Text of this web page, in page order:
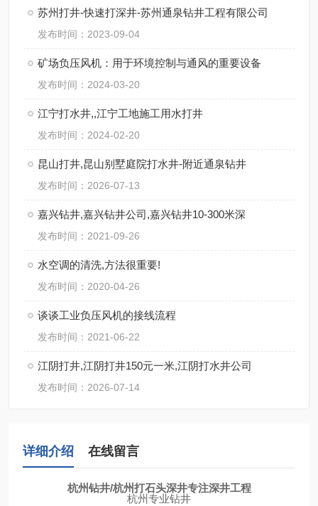
苏州打井-快速打深井-苏州通泉钻井工程有限公司
发布时间：2023-09-04
矿场负压风机：用于环境控制与通风的重要设备
发布时间：2024-03-20
江宁打水井,,江宁工地施工用水打井
发布时间：2024-02-20
昆山打井,昆山别墅庭院打水井-附近通泉钻井
发布时间：2026-07-13
嘉兴钻井,嘉兴钻井公司,嘉兴钻井10-300米深
发布时间：2021-09-26
水空调的清洗,方法很重要!
发布时间：2020-04-26
谈谈工业负压风机的接线流程
发布时间：2021-06-22
江阴打井,江阴打井150元一米,江阴打水井公司
发布时间：2026-07-14
详细介绍 在线留言
杭州钻井/杭州打石头深井专注深井工程
杭州专业钻井